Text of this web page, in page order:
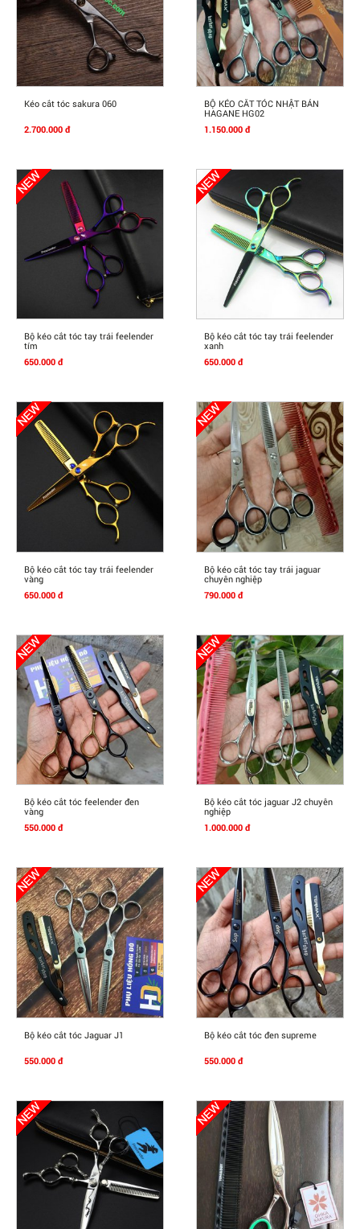
Mua Ngay
Kéo cắt tóc sakura 060
2.700.000 đ
Mua Ngay
BỘ KÉO CẮT TÓC NHẬT BẢN
HAGANE HG02
1.150.000 đ
Mua Ngay
Bộ kéo cắt tóc tay trái feelender
tím
650.000 đ
Mua Ngay
Bộ kéo cắt tóc tay trái feelender
xanh
650.000 đ
Mua Ngay
Bộ kéo cắt tóc tay trái feelender
vàng
650.000 đ
Mua Ngay
Bộ kéo cắt tóc tay trái jaguar
chuyên nghiệp
790.000 đ
Mua Ngay
Bộ kéo cắt tóc feelender đen
vàng
550.000 đ
Mua Ngay
Bộ kéo cắt tóc jaguar J2 chuyên
nghiệp
1.000.000 đ
Mua Ngay
Bộ kéo cắt tóc Jaguar J1
550.000 đ
Mua Ngay
Bộ kéo cắt tóc đen supreme
550.000 đ